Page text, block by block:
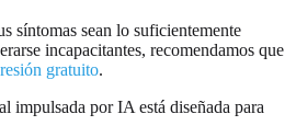
síntomas sean lo suficientemente
incapacitantes, recomendamos que
gratuito.
impulsada por IA está diseñada para